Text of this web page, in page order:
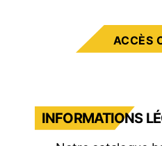
ACCÈS
INFORMATIONS